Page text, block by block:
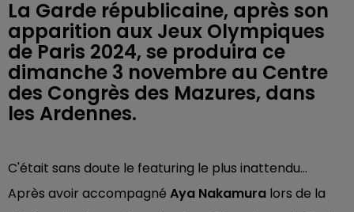
La Garde républicaine, après son
apparition aux Jeux Olympiques
de Paris 2024, se produira ce
dimanche 3 novembre au Centre
des Congrès des Mazures, dans
les Ardennes.
C'était sans doute le featuring le plus inattendu...
Après avoir accompagné Aya Nakamura lors de la